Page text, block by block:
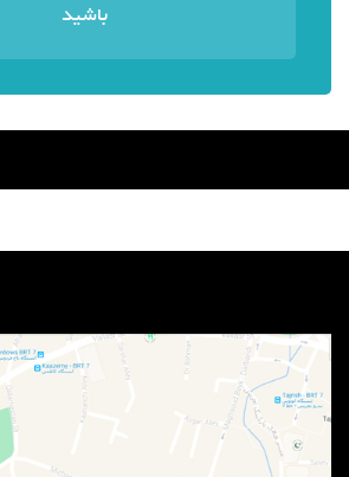
باشید